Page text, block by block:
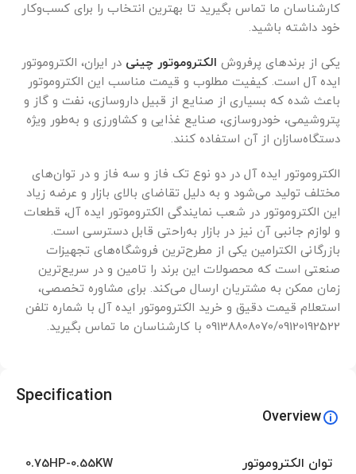
کارشناسان ما تماس بگیرید تا بهترین انتخاب را برای کسب‌وکار
خود داشته باشید.
یکی از برندهای پرفروش الکتروموتور چینی در ایران، الکتروموتور
ایده آل است. کیفیت مطلوب و قیمت مناسب این الکتروموتور
باعث شده که بسیاری از صنایع از قبیل داروسازی، نفت و گاز و
پتروشیمی، خودروسازی، صنایع غذایی و کشاورزی و به‌طور ویژه
دستگاه‌سازان از آن استفاده کنند.
الکتروموتور ایده آل در دو نوع تک فاز و سه فاز و در توان‌های
مختلف تولید می‌شود و به دلیل تقاضای بالای بازار و عرضه زیاد
این الکتروموتور در شعب نمایندگی الکتروموتور ایده آل، قطعات
و لوازم جانبی آن نیز در بازار به‌راحتی قابل دسترسی است.
بازرگانی الکترامین یکی از مطرح‌ترین فروشگاه‌های تجهیزات
صنعتی است که محصولات این برند را تامین و در سریع‌ترین
زمان ممکن به مشتریان ارسال می‌کند. برای مشاوره تخصصی،
استعلام قیمت دقیق و خرید الکتروموتور ایده آل با شماره تلفن
09138808070/09120192522 با کارشناسان ما تماس بگیرید.
Specification
Overview
توان الکتروموتور 0.75HP-0.55KW